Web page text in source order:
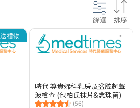
篩選 排序
送禮物
時代 尊貴婦科乳房及盆腔超聲
波檢查 (包柏氏抹片&念珠菌)
(56)